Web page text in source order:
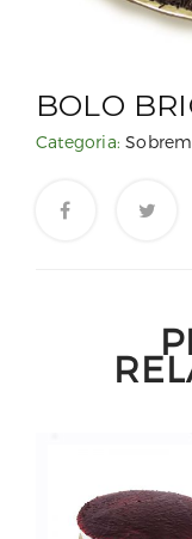
BOLO
Categoria: